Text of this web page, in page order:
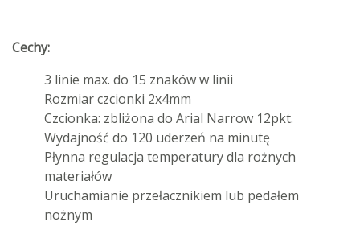
Cechy:
3 linie max. do 15 znaków w linii
Rozmiar czcionki 2x4mm
Czcionka: zbliżona do Arial Narrow 12pkt.
Wydajność do 120 uderzeń na minutę
Płynna regulacja temperatury dla rożnych
materiałów
Uruchamianie przełacznikiem lub pedałem
nożnym